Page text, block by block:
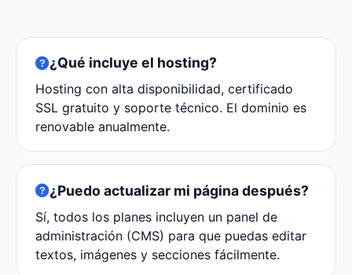
¿Qué incluye el hosting?
Hosting con alta disponibilidad, certificado
SSL gratuito y soporte técnico. El dominio es
renovable anualmente.
¿Puedo actualizar mi página después?
Sí, todos los planes incluyen un panel de
administración (CMS) para que puedas editar
textos, imágenes y secciones fácilmente.